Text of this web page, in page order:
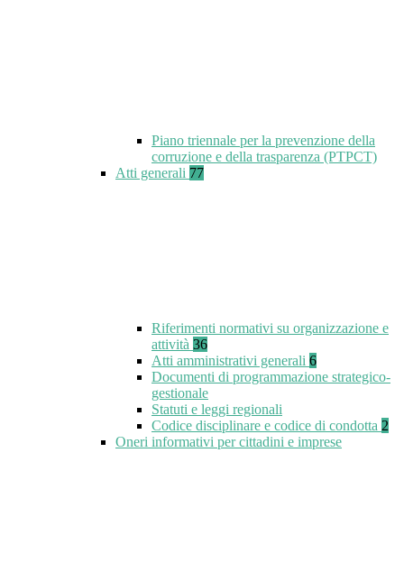
Piano triennale per la prevenzione della
corruzione e della trasparenza (PTPCT)
Atti generali 77
Riferimenti normativi su organizzazione e
attività 36
Atti amministrativi generali 6
Documenti di programmazione strategico-
gestionale
Statuti e leggi regionali
Codice disciplinare e codice di condotta 2
Oneri informativi per cittadini e imprese